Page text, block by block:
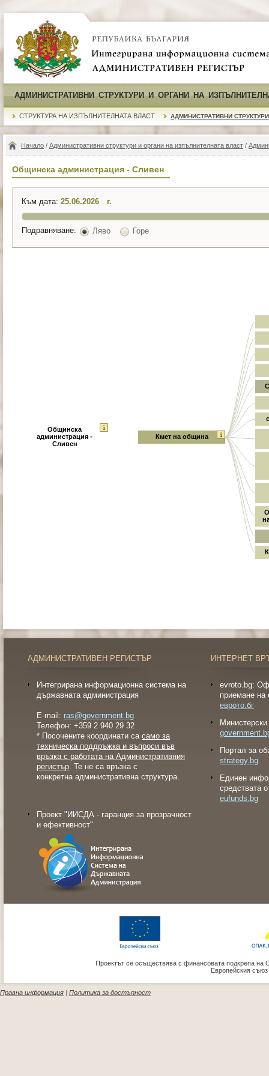
АДМИНИСТРАТИВНИ СТРУКТУРИ И ОРГАНИ НА
СТРУКТУРА НА ИЗПЪЛНИТЕЛНАТА ВЛАСТ АДМИНИСТРАТИВНИ СТРУКТУРИ
Начало / Административни структури и органи на изпълнителната власт /
Общинска администрация - Сливен
Към дата: г.
Подравняване: Ляво Горе
Общинска
администрация -
Сливен
Кмет на община
АДМИНИСТРАТИВЕН РЕГИСТЪР
Интегрирана информационна система на
държавната администрация
E-mail: ras@government.bg
Телефон: +359 2 940 29 32
* Посочените координати са само за
техническа поддръжка и въпроси във
връзка с работата на Административния
регистър. Те не са връзка с
конкретна административна структура.
Проект "ИИСДА - гаранция за прозрачност
и ефективност"
ИНТЕРНЕТ
evroto.bg:
приемане на
еврото.бг
Портал за
strategy.bg
Eдинен
средствата
eufunds.bg
Проектът се осъществява с финансовата подкрепа на
Европейския
Правна информация Политика за достъпност